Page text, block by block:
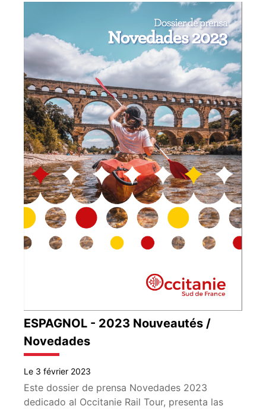
ESPAGNOL - 2023 Nouveautés /
Novedades
Le 3 février 2023
Este dossier de prensa Novedades 2023
dedicado al Occitanie Rail Tour, presenta las